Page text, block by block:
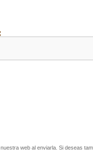
web al enviarla. Si deseas